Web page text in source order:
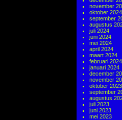
november
oktober 2024
september
augustus
juli 2024
juni 2024
mei 2024
april 2024
maart 2024
februari 2024
januari 2024
december
november
oktober 2023
september
augustus
juli 2023
juni 2023
mei 2023